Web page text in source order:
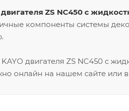
ZS NC450 с
компоненты системы
двигателя ZS NC450 с
онлайн на нашем сайте или